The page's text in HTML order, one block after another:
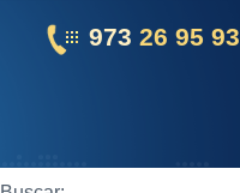
973 26 95 93